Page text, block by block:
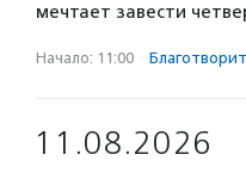
мечтает завести
Начало: 11:00 ·
11.08.2026